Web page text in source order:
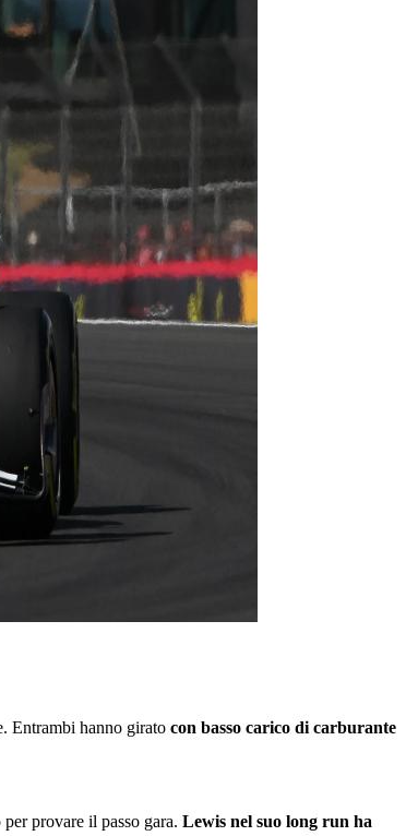
Entrambi hanno girato con basso carico di carburante
provare il passo gara. Lewis nel suo long run ha